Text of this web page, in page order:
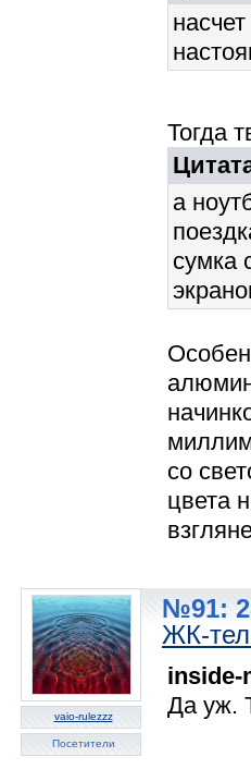
Тогда
а
сумка
со
цвета
vaio-rulezzz
Посетители
№91:
ЖК-
inside-
Да уж.